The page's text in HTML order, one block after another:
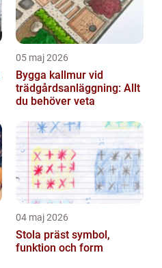
05 maj 2026
Bygga kallmur vid
trädgårdsanläggning: Allt
du behöver veta
04 maj 2026
Stola präst symbol,
funktion och form